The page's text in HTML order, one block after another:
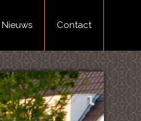
Nieuws Contact